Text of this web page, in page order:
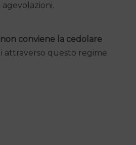
conviene la cedolare
attraverso questo regime